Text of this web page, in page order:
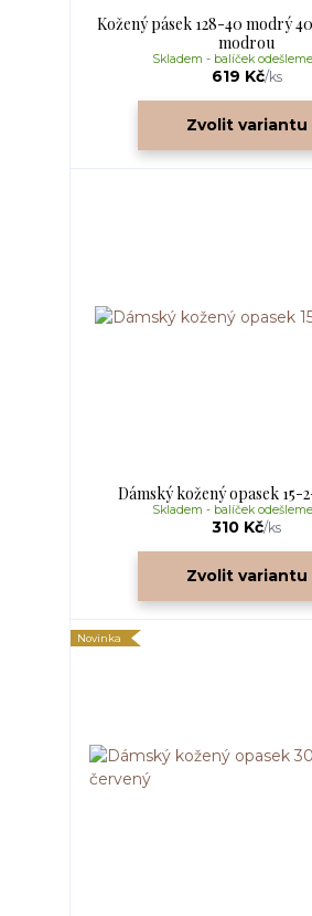
Kožený pásek 128-40 modrý
modrou
619 Kč/ks
Skladem - balíček
Zvolit variantu
Dámský kožený opasek 15-
310 Kč/ks
Skladem - balíček
Zvolit variantu
Novinka